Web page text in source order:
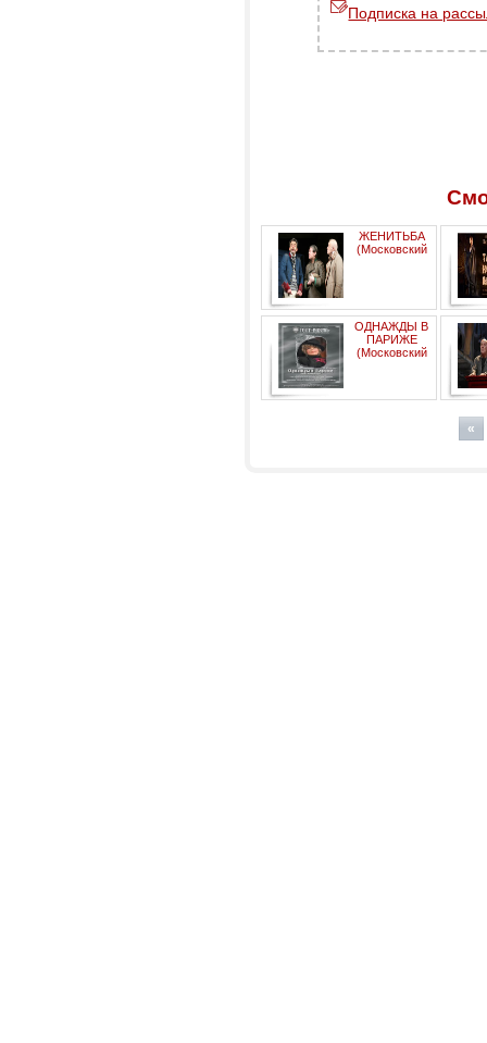
Подписка на
ЖЕНИТЬБА
(Московский
государственный театр
"Ленком")ОДНАЖДЫ В
ПАРИЖЕ
(Московский
«